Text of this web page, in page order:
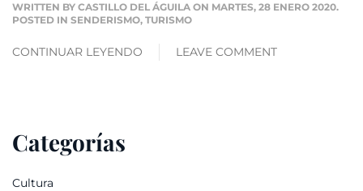
WRITTEN BY CASTILLO DEL ÁGUILA ON MARTES, 28 ENERO 2020.
POSTED IN SENDERISMO, TURISMO
CONTINUAR LEYENDO LEAVE COMMENT
Categorías
Cultura